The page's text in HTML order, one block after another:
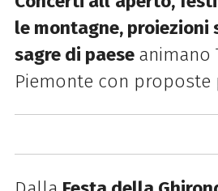
le montagne, proiezioni
sagre di paese animano
Piemonte con proposte